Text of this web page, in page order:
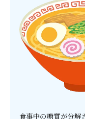
食事中の糖質が分解